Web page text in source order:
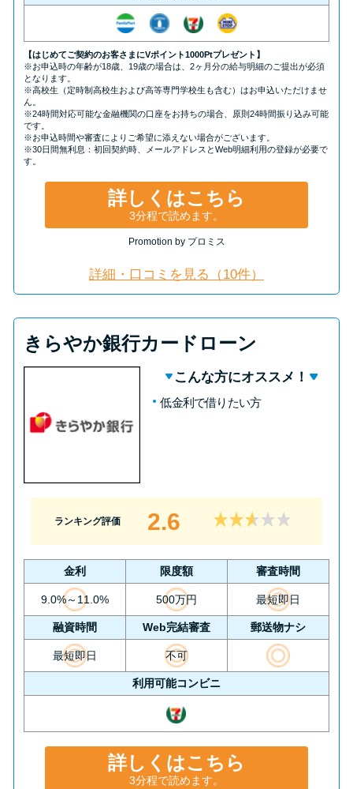
【はじめてご契約のお客さまにVポイント1000Ptプレゼント】
※お申込時の年齢が18歳、19歳の場合は、2ヶ月分の給与明細のご提出が必須
となります。
※高校生（定時制高校生および高等専門学校生も含む）はお申込いただけませ
ん。
※24時間対応可能な金融機関の口座をお持ちの場合、原則24時間振り込み可能
です。
※お申込時間や審査によりご希望に添えない場合がございます。
※30日間無利息：初回契約時、メールアドレスとWeb明細利用の登録が必要で
す。
詳しくはこちら
3分程で読めます。
Promotion by プロミス
詳細・口コミを見る（10件）
きらやか銀行カードローン
こんな方にオススメ！
低金利で借りたい方
ランキング評価 2.6
金利 限度額 審査時間
9.0%～11.0% 500万円 最短即日
融資時間 Web完結審査 郵送物ナシ
最短即日 不可
利用可能コンビニ
詳しくはこちら
3分程で読めます。